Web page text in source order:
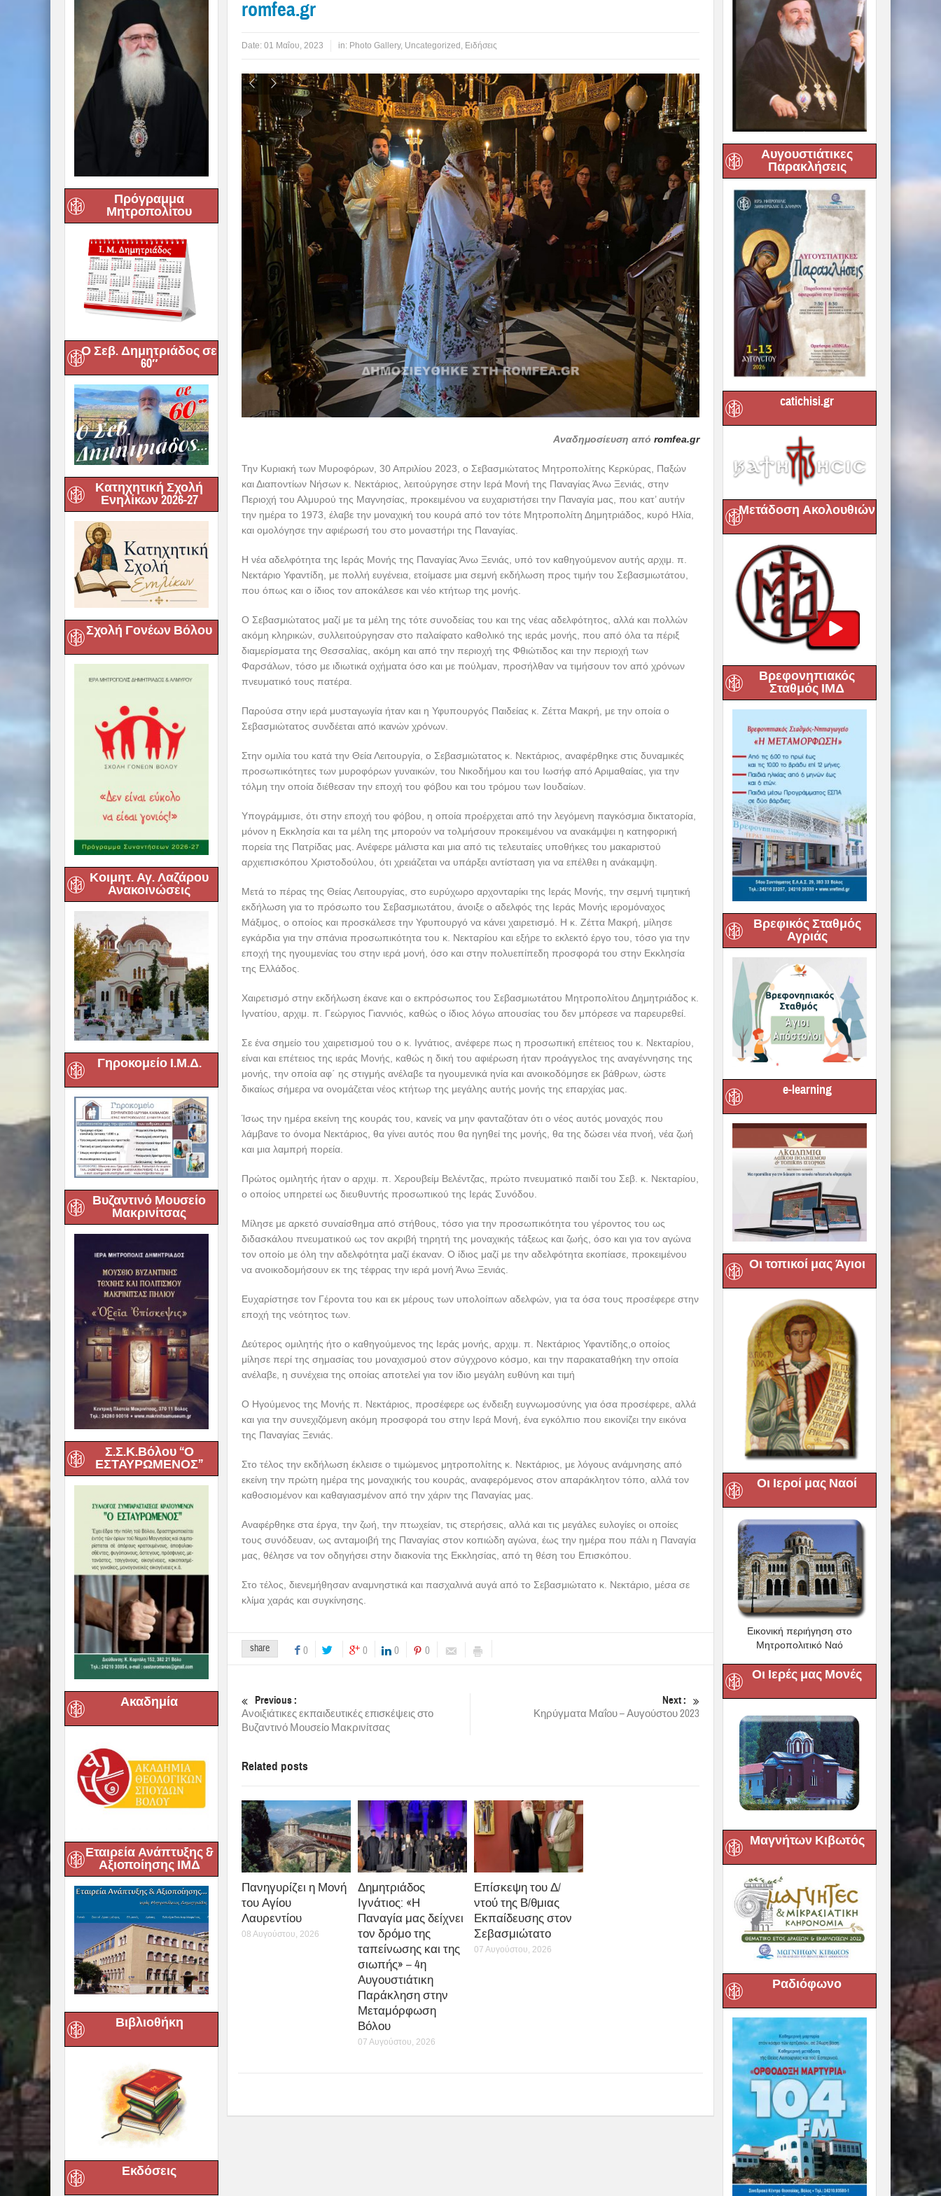
Πρόγραμμα
Μητροπολίτου
Ο Σεβ. Δημητριάδος σε
60″
Κατηχητική Σχολή
Ενηλίκων 2026-27
Σχολή Γονέων Βόλου
Κοιμητ. Αγ. Λαζάρου
Ανακοινώσεις
Γηροκομείο Ι.Μ.Δ.
Βυζαντινό Μουσείο
Μακρινίτσας
Σ.Σ.Κ.Βόλου “Ο
ΕΣΤΑΥΡΩΜΕΝΟΣ”
Ακαδημία
Εταιρεία Ανάπτυξης &
Αξιοποίησης ΙΜΔ
Βιβλιοθήκη
Εκδόσεις
romfea.gr
Date: 01 Μαΐου, 2023 in: Photo Gallery, Uncategorized , Ειδήσεις
Αναδημοσίευση από romfea.gr
Την Κυριακή των Μυροφόρων, 30 Απριλίου 2023, ο Σεβασμιώτατος Μητροπολίτης Κερκύρας, Παξών
και Διαποντίων Νήσων κ. Νεκτάριος, λειτούργησε στην Ιερά Μονή της Παναγίας Άνω Ξενιάς, στην
Περιοχή του Αλμυρού της Μαγνησίας, προκειμένου να ευχαριστήσει την Παναγία μας, που κατ’ αυτήν
την ημέρα το 1973, έλαβε την μοναχική του κουρά από τον τότε Μητροπολίτη Δημητριάδος, κυρό Ηλία,
και ομολόγησε την αφιέρωσή του στο μοναστήρι της Παναγίας.
Η νέα αδελφότητα της Ιεράς Μονής της Παναγίας Άνω Ξενιάς, υπό τον καθηγούμενον αυτής αρχιμ. π.
Νεκτάριο Υφαντίδη, με πολλή ευγένεια, ετοίμασε μια σεμνή εκδήλωση προς τιμήν του Σεβασμιωτάτου,
που όπως και ο ίδιος τον αποκάλεσε και νέο κτήτωρ της μονής.
Ο Σεβασμιώτατος μαζί με τα μέλη της τότε συνοδείας του και της νέας αδελφότητος, αλλά και πολλών
ακόμη κληρικών, συλλειτούργησαν στο παλαίφατο καθολικό της ιεράς μονής, που από όλα τα πέριξ
διαμερίσματα της Θεσσαλίας, ακόμη και από την περιοχή της Φθιώτιδος και την περιοχή των
Φαρσάλων, τόσο με ιδιωτικά οχήματα όσο και με πούλμαν, προσήλθαν να τιμήσουν τον από χρόνων
πνευματικό τους πατέρα.
Παρούσα στην ιερά μυσταγωγία ήταν και η Υφυπουργός Παιδείας κ. Ζέττα Μακρή, με την οποία ο
Σεβασμιώτατος συνδέεται από ικανών χρόνων.
Στην ομιλία του κατά την Θεία Λειτουργία, ο Σεβασμιώτατος κ. Νεκτάριος, αναφέρθηκε στις δυναμικές
προσωπικότητες των μυροφόρων γυναικών, του Νικοδήμου και του Ιωσήφ από Αριμαθαίας, για την
τόλμη την οποία διέθεσαν την εποχή του φόβου και του τρόμου των Ιουδαίων.
Υπογράμμισε, ότι στην εποχή του φόβου, η οποία προέρχεται από την λεγόμενη παγκόσμια δικτατορία,
μόνον η Εκκλησία και τα μέλη της μπορούν να τολμήσουν προκειμένου να ανακάμψει η κατηφορική
πορεία της Πατρίδας μας. Ανέφερε μάλιστα και μια από τις τελευταίες υποθήκες του μακαριστού
αρχιεπισκόπου Χριστοδούλου, ότι χρειάζεται να υπάρξει αντίσταση για να επέλθει η ανάκαμψη.
Μετά το πέρας της Θείας Λειτουργίας, στο ευρύχωρο αρχονταρίκι της Ιεράς Μονής, την σεμνή τιμητική
εκδήλωση για το πρόσωπο του Σεβασμιωτάτου, άνοιξε ο αδελφός της Ιεράς Μονής ιερομόναχος
Μάξιμος, ο οποίος και προσκάλεσε την Υφυπουργό να κάνει χαιρετισμό. Η κ. Ζέττα Μακρή, μίλησε
εγκάρδια για την σπάνια προσωπικότητα του κ. Νεκταρίου και εξήρε το εκλεκτό έργο του, τόσο για την
εποχή της ηγουμενίας του στην ιερά μονή, όσο και στην πολυεπίπεδη προσφορά του στην Εκκλησία
της Ελλάδος.
Χαιρετισμό στην εκδήλωση έκανε και ο εκπρόσωπος του Σεβασμιωτάτου Μητροπολίτου Δημητριάδος κ.
Ιγνατίου, αρχιμ. π. Γεώργιος Γιαννιός, καθώς ο ίδιος λόγω απουσίας του δεν μπόρεσε να παρευρεθεί.
Σε ένα σημείο του χαιρετισμού του ο κ. Ιγνάτιος, ανέφερε πως η προσωπική επέτειος του κ. Νεκταρίου,
είναι και επέτειος της ιεράς Μονής, καθώς η δική του αφιέρωση ήταν προάγγελος της αναγέννησης της
μονής, την οποία αφ΄ ης στιγμής ανέλαβε τα ηγουμενικά ηνία και ανοικοδόμησε εκ βάθρων, ώστε
δικαίως σήμερα να ονομάζεται νέος κτήτωρ της μεγάλης αυτής μονής της επαρχίας μας.
Ίσως την ημέρα εκείνη της κουράς του, κανείς να μην φανταζόταν ότι ο νέος αυτός μοναχός που
λάμβανε το όνομα Νεκτάριος, θα γίνει αυτός που θα ηγηθεί της μονής, θα της δώσει νέα πνοή, νέα ζωή
και μια λαμπρή πορεία.
Πρώτος ομιλητής ήταν ο αρχιμ. π. Χερουβείμ Βελέντζας, πρώτο πνευματικό παιδί του Σεβ. κ. Νεκταρίου,
ο οποίος υπηρετεί ως διευθυντής προσωπικού της Ιεράς Συνόδου.
Μίλησε με αρκετό συναίσθημα από στήθους, τόσο για την προσωπικότητα του γέροντος του ως
διδασκάλου πνευματικού ως τον ακριβή τηρητή της μοναχικής τάξεως και ζωής, όσο και για τον αγώνα
τον οποίο με όλη την αδελφότητα μαζί έκαναν. Ο ίδιος μαζί με την αδελφότητα εκοπίασε, προκειμένου
να ανοικοδομήσουν εκ της τέφρας την ιερά μονή Άνω Ξενιάς.
Ευχαρίστησε τον Γέροντα του και εκ μέρους των υπολοίπων αδελφών, για τα όσα τους προσέφερε στην
εποχή της νεότητος των.
Δεύτερος ομιλητής ήτο ο καθηγούμενος της Ιεράς μονής, αρχιμ. π. Νεκτάριος Υφαντίδης,ο οποίος
μίλησε περί της σημασίας του μοναχισμού στον σύγχρονο κόσμο, και την παρακαταθήκη την οποία
ανέλαβε, η συνέχεια της οποίας αποτελεί για τον ίδιο μεγάλη ευθύνη και τιμή
Ο Ηγούμενος της Μονής π. Νεκτάριος, προσέφερε ως ένδειξη ευγνωμοσύνης για όσα προσέφερε, αλλά
και για την συνεχιζόμενη ακόμη προσφορά του στην Ιερά Μονή, ένα εγκόλπιο που εικονίζει την εικόνα
της Παναγίας Ξενιάς.
Στο τέλος την εκδήλωση έκλεισε ο τιμώμενος μητροπολίτης κ. Νεκτάριος, με λόγους ανάμνησης από
εκείνη την πρώτη ημέρα της μοναχικής του κουράς, αναφερόμενος στον απαράκλητον τόπο, αλλά τον
καθοσιομένον και καθαγιασμένον από την χάριν της Παναγίας μας.
Αναφέρθηκε στα έργα, την ζωή, την πτωχείαν, τις στερήσεις, αλλά και τις μεγάλες ευλογίες οι οποίες
τους συνόδευαν, ως ανταμοιβή της Παναγίας στον κοπιώδη αγώνα, έως την ημέρα που πάλι η Παναγία
μας, θέλησε να τον οδηγήσει στην διακονία της Εκκλησίας, από τη θέση του Επισκόπου.
Στο τέλος, διενεμήθησαν αναμνηστικά και πασχαλινά αυγά από το Σεβασμιώτατο κ. Νεκτάριο, μέσα σε
κλίμα χαράς και συγκίνησης.
share 0 0 0 0
Previous :
Ανοιξιάτικες εκπαιδευτικές επισκέψεις στο
Βυζαντινό Μουσείο Μακρινίτσας
Next :
Κηρύγματα Μαΐου – Αυγούστου 2023
Related posts
Πανηγυρίζει η Μονή
του Αγίου
Λαυρεντίου
08 Αυγούστου, 2026
Δημητριάδος
Ιγνάτιος: «Η
Παναγία μας δείχνει
τον δρόμο της
ταπείνωσης και της
σιωπής» – 4η
Αυγουστιάτικη
Παράκληση στην
Μεταμόρφωση
Βόλου
07 Αυγούστου, 2026
Επίσκεψη του Δ/
ντού της Β/θμιας
Εκπαίδευσης στον
Σεβασμιώτατο
07 Αυγούστου, 2026
Αυγουστιάτικες
Παρακλήσεις
catichisi.gr
Μετάδοση Ακολουθιών
Βρεφονηπιακός
Σταθμός ΙΜΔ
Βρεφικός Σταθμός
Αγριάς
e-learning
Οι τοπικοί μας Άγιοι
Οι Ιεροί μας Ναοί
Εικονική περιήγηση στο
Μητροπολιτικό Ναό
Οι Ιερές μας Μονές
Μαγνήτων Κιβωτός
Ραδιόφωνο